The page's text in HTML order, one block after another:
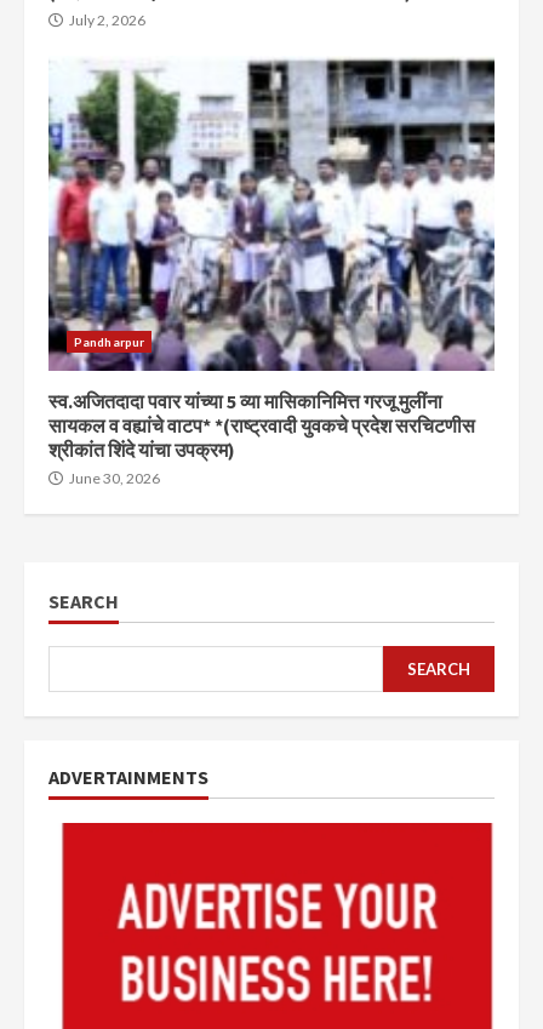
July 2, 2026
Pandharpur
स्व.अजितदादा पवार यांच्या 5 व्या मासिकानिमित्त गरजू मुलींना
सायकल व वह्यांचे वाटप* *(राष्ट्रवादी युवकचे प्रदेश सरचिटणीस
श्रीकांत शिंदे यांचा उपक्रम)
June 30, 2026
SEARCH
SEARCH
ADVERTAINMENTS